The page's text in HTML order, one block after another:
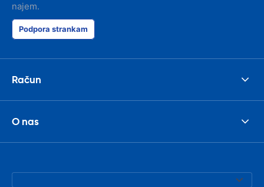
najem.
Podpora strankam
Račun
O nas